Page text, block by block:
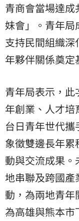
青商會當場達
妹會」。青年局
支持民間組織
年夥伴關係奠定
青年局表示，
年創業、人才
台日青年世代
象徵雙邊長年
動與交流成果。
地串聯及跨國
動，為兩地青年
為高雄與熊本市